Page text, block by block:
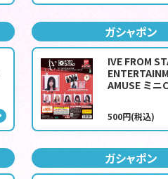
ガシャポン
IVE FROM
AMUSE ミニ
500円(税込)
ガシャポン